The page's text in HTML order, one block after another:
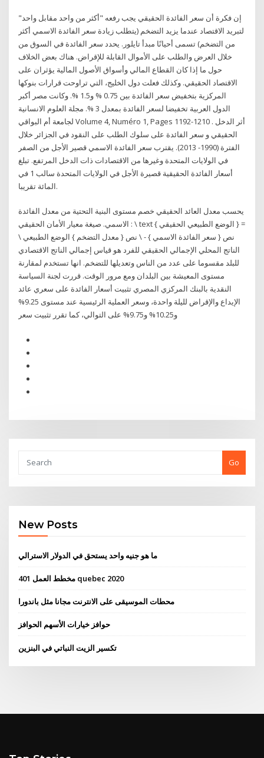
إن فكرة أن سعر الفائدة الحقيقي يجب رفعه "أكثر من واحد مقابل واحد"
لتبريد الاقتصاد عندما يزيد التضخم (يتطلب زيادة سعر الفائدة الاسمي أكثر
من التضخم) تسمى أحيانًا مبدأ تايلور. يحدد سعر الفائدة في السوق من
خلال العرض والطلب على الأموال القابلة للإقراض. هناك بعض الخلاف
حول ما إذا كان القطاع المالي وأسواق الأصول المالية يؤثران على
الاقتصاد الحقيقي. وكذلك فعلت دول الخليج، التي تراوحت قرارات بنوكها
المركزية بتخفيض سعر الفائدة بين 0.75 % و1.5 %. وكانت مصر أكبر
الدول العربية تخفيضا لسعر الفائدة بمعدل 3 %. مجلة العلوم الانسانية
لجامعة أم البواقي Volume 4, Numéro 1, Pages 1192-1210 . أثر الدخل
الحقيقي و سعر الفائدة على سلوك الطلب على النقود في الجزائر خلال
الفترة (1990- 2013). يقترب سعر الفائدة الاسمي قصير الأجل من الصفر
في الولايات المتحدة وغيرها من الاقتصادات ذات الدخل المرتفع. تبلغ
أسعار الفائدة الحقيقية قصيرة الأجل في الولايات المتحدة سالب 1 في
المائة تقريبا.
يحسب معدل العائد الحقيقي خصم مستوى البنية التحتية من معدل الفائدة
الاسمي. صيغة معيار الأمان الحقيقي : \ text { الوضع الطبيعي الحقيقي } =
\ نص { سعر الفائدة الاسمي } - \ نص { معدل التضخم } الوضع الطبيعي
الناتج المحلي الإجمالي الحقيقي للفرد هو قياس إجمالي الناتج الاقتصادي
للبلد مقسوما على عدد من الناس وتعديلها للتضخم. انها تستخدم لمقارنة
مستوى المعيشة بين البلدان ومع مرور الوقت. قررت لجنة السياسة
النقدية بالبنك المركزي المصري تثبيت أسعار الفائدة على سعري عائد
الإيداع والإقراض لليلة واحدة، وسعر العملية الرئيسية عند مستوى 9.25%
و10.25% و9.75% على التوالي، كما تقرر تثبيت سعر
Go
New Posts
ما هو جنيه واحد يستحق في الدولار الاسترالي
مخطط العمل 401 quebec 2020
محطات الموسيقى على الانترنت مجانا مثل باندورا
حوافز خيارات الأسهم الحوافز
تكسير الزيت النباتي في البنزين